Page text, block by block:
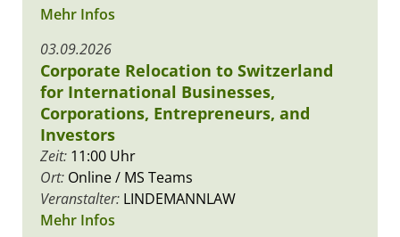
Mehr Infos
03.09.2026
Corporate Relocation to Switzerland
for International Businesses,
Corporations, Entrepreneurs, and
Investors
Zeit: 11:00 Uhr
Ort: Online / MS Teams
Veranstalter: LINDEMANNLAW
Mehr Infos